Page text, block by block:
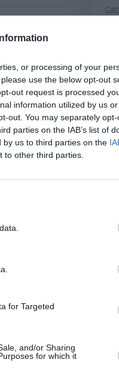
or processing of your
use the below opt-out
out request is processed
information utilized by us
out. You may separately
parties on the IAB’s list of
by us to third parties on the
to other third parties.
for Targeted
and/or Sharing
for which it
Email Print
en
histoire